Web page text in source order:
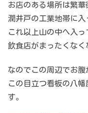
お店のある場所は繁華
潤井戸の工業地帯に入
これ以上山の中へ入っ
飲食店がまったくなく
なのでこの周辺でお腹
この目立つ看板の八
す。